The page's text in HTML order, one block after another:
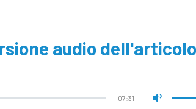
audio dell'articolo
07:31